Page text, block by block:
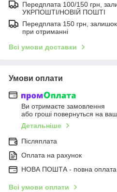
Передплата 100/150 грн,
УКРПОШТІ/НОВІЙ ПОШТІ
Передплата 150 грн,
при отриманні
Всі умови доставки
Умови оплати
Ви отримаєте замовлення
або гроші повернуться на
Детальніше
Післяплата
Оплата на рахунок
НОВА ПОШТА - повна оплата
Всі умови оплати